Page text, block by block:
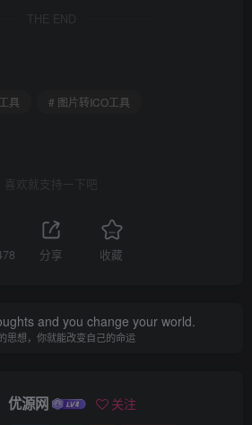
THE END
具
# 图片转ICO工具
喜欢就支持一下吧
分享 收藏
and you change your world.
思想，你就能改变自己的命运
优源网 关注